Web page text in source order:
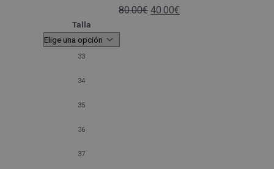
80.00€ 40.00€
Talla
33
34
35
36
37